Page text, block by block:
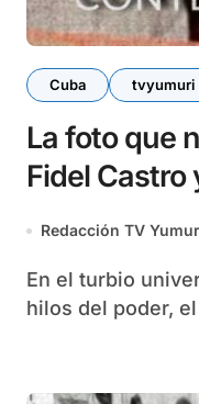
Cuba tvyumuri
La foto que
Fidel Castro
Epstein a
Redacción TV
En el turbio universo de Jeffrey Epstein, los
hilos del poder,